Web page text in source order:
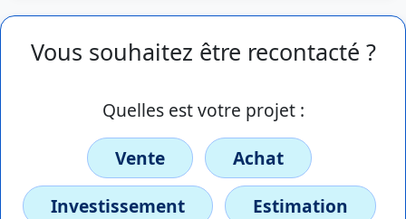
Vous souhaitez être recontacté ?
Quelles est votre projet :
Vente
Achat
Investissement
Estimation